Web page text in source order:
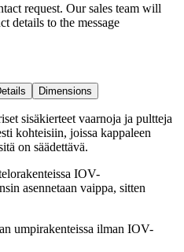
request. Our sales team will
details to the message
Dimensions
sisäkierteet vaarnoja ja pultteja
kohteisiin, joissa kappaleen
on säädettävä.
IOV-
asennetaan vaippa, sitten
umpirakenteissa ilman IOV-